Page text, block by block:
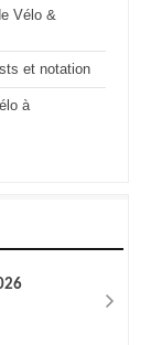
Vélo &
et notation
à